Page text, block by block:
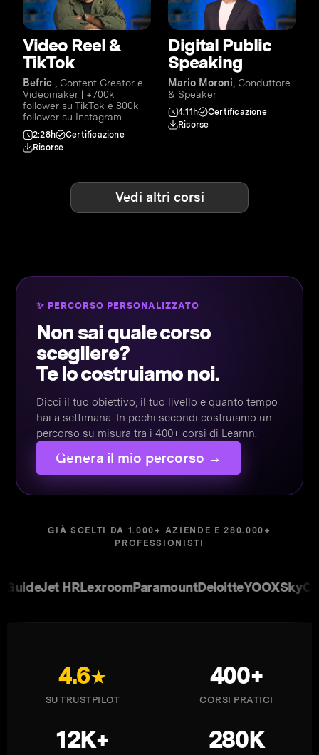
Video Reel &
TikTok
Befric , Content Creator e
Videomaker | +700k
follower su TikTok e 800k
follower su Instagram
2:28h
Certificazione
Risorse
Digital Public
Speaking
Mario Moroni, Conduttore
& Speaker
4:11h
Certificazione
Risorse
Vedi altri corsi
✨ PERCORSO PERSONALIZZATO
Non sai quale corso
scegliere?
Te lo costruiamo noi.
Dicci il tuo obiettivo, il tuo livello e quanto tempo
hai a settimana. In pochi secondi costruiamo un
percorso su misura tra i 400+ corsi di Learnn.
Genera il mio percorso →
GIÀ SCELTI DA 1.000+ AZIENDE E 280.000+
PROFESSIONISTI
HRLexroomParamountDeloitteYOOXSkyCasavo
4.6
SU TRUSTPILOT
400+
CORSI PRATICI
12K+ 280K